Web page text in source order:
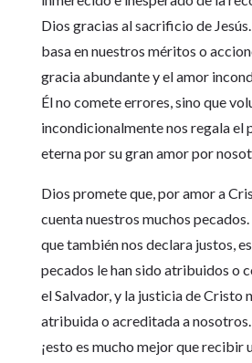
Dios gracias al sacrificio de
basa en nuestros méritos o
gracia abundante y el amor
Él no comete errores, sino que
incondicionalmente nos regala el
eterna por su gran amor por
Dios promete que, por amor a
cuenta nuestros muchos pecados.
que también nos declara justos,
pecados le han sido atribuidos o
el Salvador, y la justicia de Cristo
atribuida o acreditada a nosotros.
¡esto es mucho mejor que recibir